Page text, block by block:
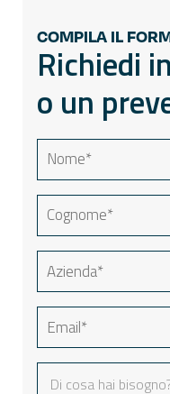
COMPILA IL
Richiedi
o un